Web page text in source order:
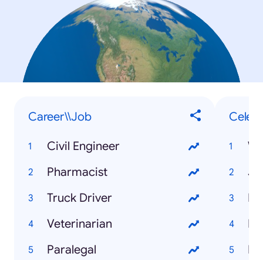
Career\\Job
Civil Engineer
Pharmacist
Truck Driver
Veterinarian
Paralegal